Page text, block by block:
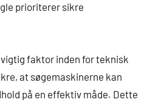
prioriterer sikre
faktor inden for teknisk
at søgemaskinerne kan
på en effektiv måde. Dette